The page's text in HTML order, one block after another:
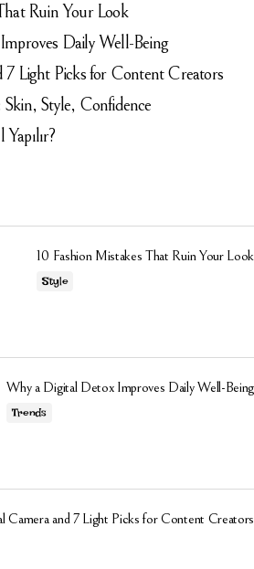
Ruin Your Look
Daily Well-Being
7 Light Picks for Content Creators
Style, Confidence
10 Fashion Mistakes That Ruin Your Look
Style
Why a Digital Detox Improves Daily Well-Being
Trends
Camera and 7 Light Picks for Content Creators